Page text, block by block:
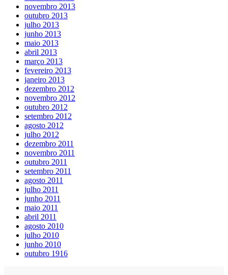
novembro 2013
outubro 2013
julho 2013
junho 2013
maio 2013
abril 2013
março 2013
fevereiro 2013
janeiro 2013
dezembro 2012
novembro 2012
outubro 2012
setembro 2012
agosto 2012
julho 2012
dezembro 2011
novembro 2011
outubro 2011
setembro 2011
agosto 2011
julho 2011
junho 2011
maio 2011
abril 2011
agosto 2010
julho 2010
junho 2010
outubro 1916